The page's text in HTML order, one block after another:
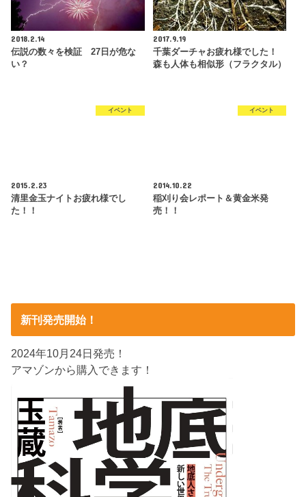
2018.2.14
伝説の数々を検証 27日が危な
い？
2017.9.19
千葉ダーチャお疲れ様でした！
森も人体も相似形（フラクタル）
イベント
2015.2.23
清里金玉ナイトお疲れ様でし
た！！
イベント
2014.10.22
稲刈り会レポート＆黄金米発
売！！
新刊発売開始！
2024年10月24日発売！
アマゾンから購入できます！